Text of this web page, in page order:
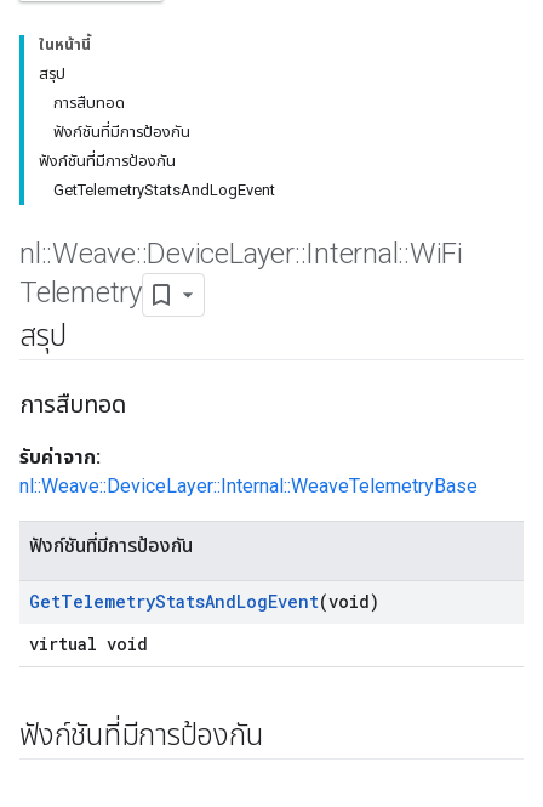
ในหน้านี้
สรุป
การสืบทอด
ฟังก์ชันที่มีการป้องกัน
ฟังก์ชันที่มีการป้องกัน
GetTelemetryStatsAndLogEvent
nl ::Weave::DeviceLayer::Internal ::WiFi
Telemetry
สรุป
การสืบทอด
รับค่าจาก:
nl::Weave::DeviceLayer::Internal::WeaveTelemetryBase
ฟังก์ชันที่มีการป้องกัน
GetTelemetryStatsAndLogEvent(void)
virtual void
ฟังก์ชันที่มีการป้องกัน